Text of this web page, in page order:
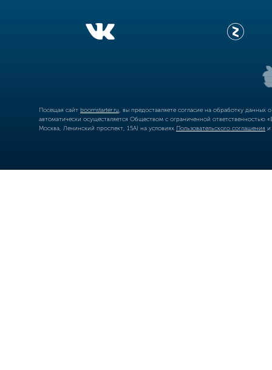
Посещая сайт boomstarter.ru , вы предоставляете согласие на обработку
автоматически осуществляется Обществом с ограниченной
Москва, Ленинский проспект, 15А) на условиях Пользовательского соглашения и